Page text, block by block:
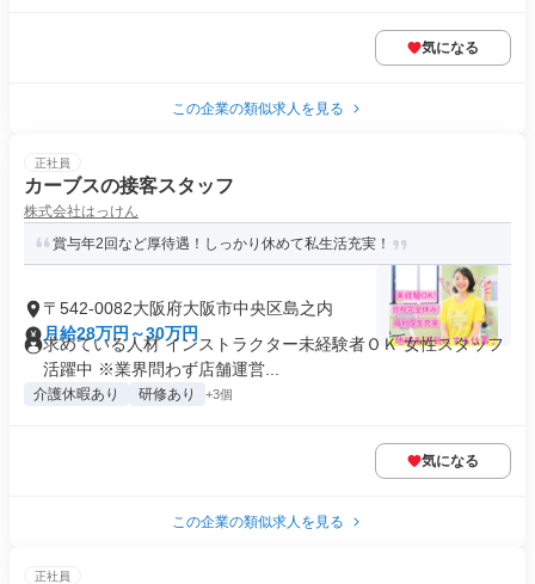
気になる
この企業の類似求人を見る
正社員
カーブスの接客スタッフ
株式会社はっけん
賞与年2回など厚待遇！しっかり休めて私生活充実！
〒542-0082大阪府大阪市中央区島之内
月給28万円～30万円
求めている人材 インストラクター未経験者ＯＫ 女性スタッフ
活躍中 ※業界問わず店舗運営...
介護休暇あり 研修あり +3個
気になる
この企業の類似求人を見る
正社員